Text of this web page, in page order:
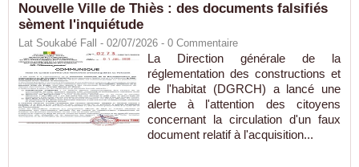
Nouvelle Ville de Thiès : des documents falsifiés
sèment l'inquiétude
Lat Soukabé Fall - 02/07/2026 - 0 Commentaire
La Direction générale de la
réglementation des constructions et
de l'habitat (DGRCH) a lancé une
alerte à l'attention des citoyens
concernant la circulation d'un faux
document relatif à l'acquisition...